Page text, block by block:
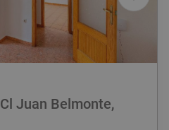
Juan Belmonte,